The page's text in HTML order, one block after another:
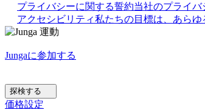
プライバシーに関する誓約当社のプライバ
アクセシビリティ私たちの目標は、あらゆ
Jungaに参加する
探検する
価格設定